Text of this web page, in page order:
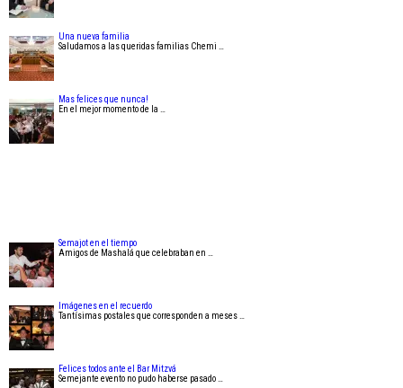
Una nueva familia
Saludamos a las queridas familias Chemi …
Mas felices que nunca!
En el mejor momento de la …
Semajot en el tiempo
Amigos de Mashalá que celebraban en …
Imágenes en el recuerdo
Tantísimas postales que corresponden a meses …
Felices todos ante el Bar Mitzvá
Semejante evento no pudo haberse pasado …